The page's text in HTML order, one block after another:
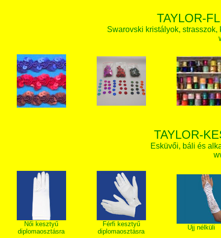
TAYLOR-
Swarovski kristályok,
TAYLOR-
Esküvői, báli és
Női kesztyű
diplomaosztásra
Férfi kesztyű
diplomaosztásra
Ujj nélküli